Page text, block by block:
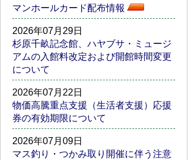
マンホールカード配布情報
2026年07月29日
杉原千畝記念館、ハヤブサ・ミュージ
アムの入館料改定および開館時間変更
について
2026年07月22日
物価高騰重点支援（生活者支援）応援
券の有効期限について
2026年07月09日
マス釣り・つかみ取り開催に伴う注意